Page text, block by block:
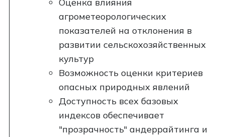
агрометеорологических
показателей на отклонения в
развитии сельскохозяйственных
культур
Возможность оценки критериев
опасных природных явлений
Доступность всех базовых
индексов обеспечивает
"прозрачность" андеррайтинга и